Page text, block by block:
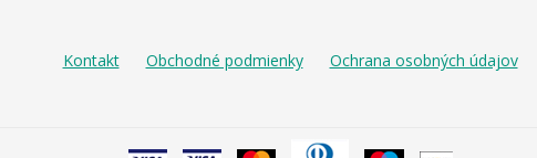
Kontakt Obchodné podmienky Ochrana osobných údajov